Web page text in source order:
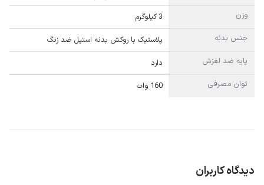
وزن
3 کیلوگرم
جنس بدنه
پلاستیک با روکش بدنه استیل ضد زنگ
پایه ضد لغزش
دارد
توان مصرفی
160 وات
دیدگاه کاربران